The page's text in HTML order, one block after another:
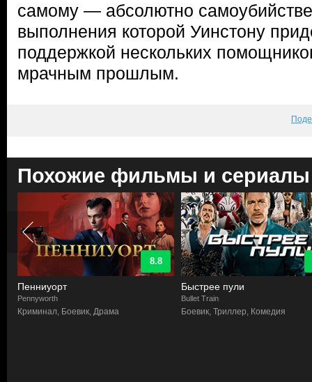
самому — абсолютно
выполнения которой Уинстону
поддержкой нескольких
мрачным прошлым.
Похожие фильмы и сериалы
8.8
Пенниуорт
Pennyworth
Криминал, Боевик, Драма
Быстрее пули
Bullet Train
Боевик, Триллер, Комедия